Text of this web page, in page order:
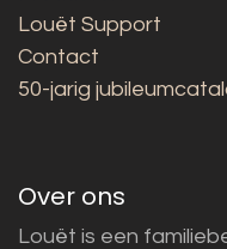
Louët Support
Contact
50-jarig
Over ons
Louët is een